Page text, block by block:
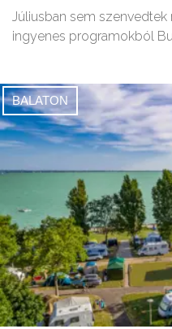
Júliusban sem szenvedtek
ingyenes programokból
BALATON